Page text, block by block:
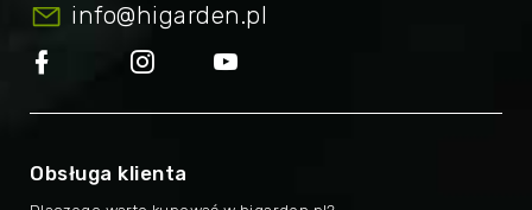
info@higarden.pl
Obsługa klienta